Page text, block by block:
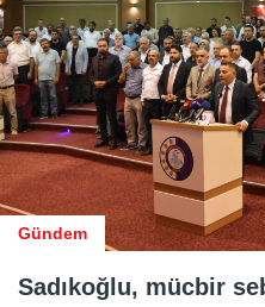
Gündem
Sadıkoğlu, mücbir